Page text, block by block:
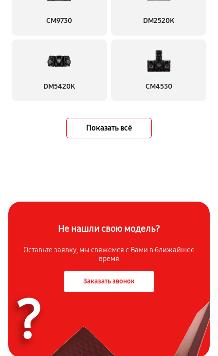
CM9730 DM2520K
DM5420K CM4530
Показать всё
Не нашли свою модель?
Оставьте заявку, мы свяжемся с Вами в ближайшее
время
Заказать звонок
?